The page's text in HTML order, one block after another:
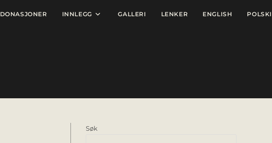
DONASJONER INNLEGG GALLERI LENKER ENGLISH POLSKI
Søk